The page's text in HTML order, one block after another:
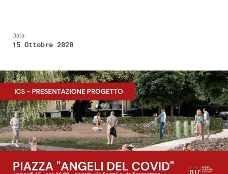
Data:
15 Ottobre 2020